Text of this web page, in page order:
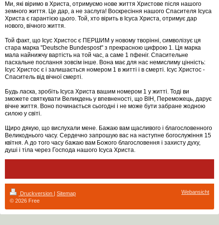
Ми, які віримо в Христа, отримуємо нове життя Христове після нашого
земного життя. Це дар, а не заслуга! Воскресіння нашого Спасителя Ісуса
Христа є гарантією цього. Той, хто вірить в Ісуса Христа, отримує дар
нового, вічного життя.
Той факт, що Ісус Христос є ПЕРШИМ у новому творінні, символізує ця
стара марка "Deutsche Bundespost" з прекрасною цифрою 1. Ця марка
мала найнижчу вартість на той час, а саме 1 пфеніг. Спасительне
пасхальне послання зовсім інше. Вона має для нас немислиму цінність:
Ісус Христос є і залишається номером 1 в житті і в смерті. Ісус Христос -
Спаситель від вічної смерті.
Будь ласка, зробіть Ісуса Христа вашим номером 1 у житті. Тоді ви
зможете святкувати Великдень у впевненості, що ВІН, Переможець, дарує
вічне життя. Воно починається сьогодні і не може бути забране жодною
силою у світі.
Щиро дякую, що вислухали мене. Бажаю вам щасливого і благословенного
Великоднього часу. Сердечно запрошую вас на наступне богослужіння 15
квітня. А до того часу бажаю вам Божого благословення і захисту духу,
душі і тіла через Господа нашого Ісуса Христа.
Druckversion | Sitemap
© 2026 Free
Webansicht